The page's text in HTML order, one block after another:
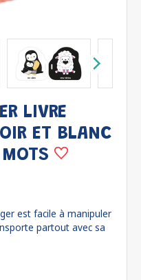
LIVRE
ET BLANC
est facile à manipuler
partout avec sa